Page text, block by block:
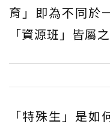
育」即為不同於
「資源班」皆屬之
「特殊生」是